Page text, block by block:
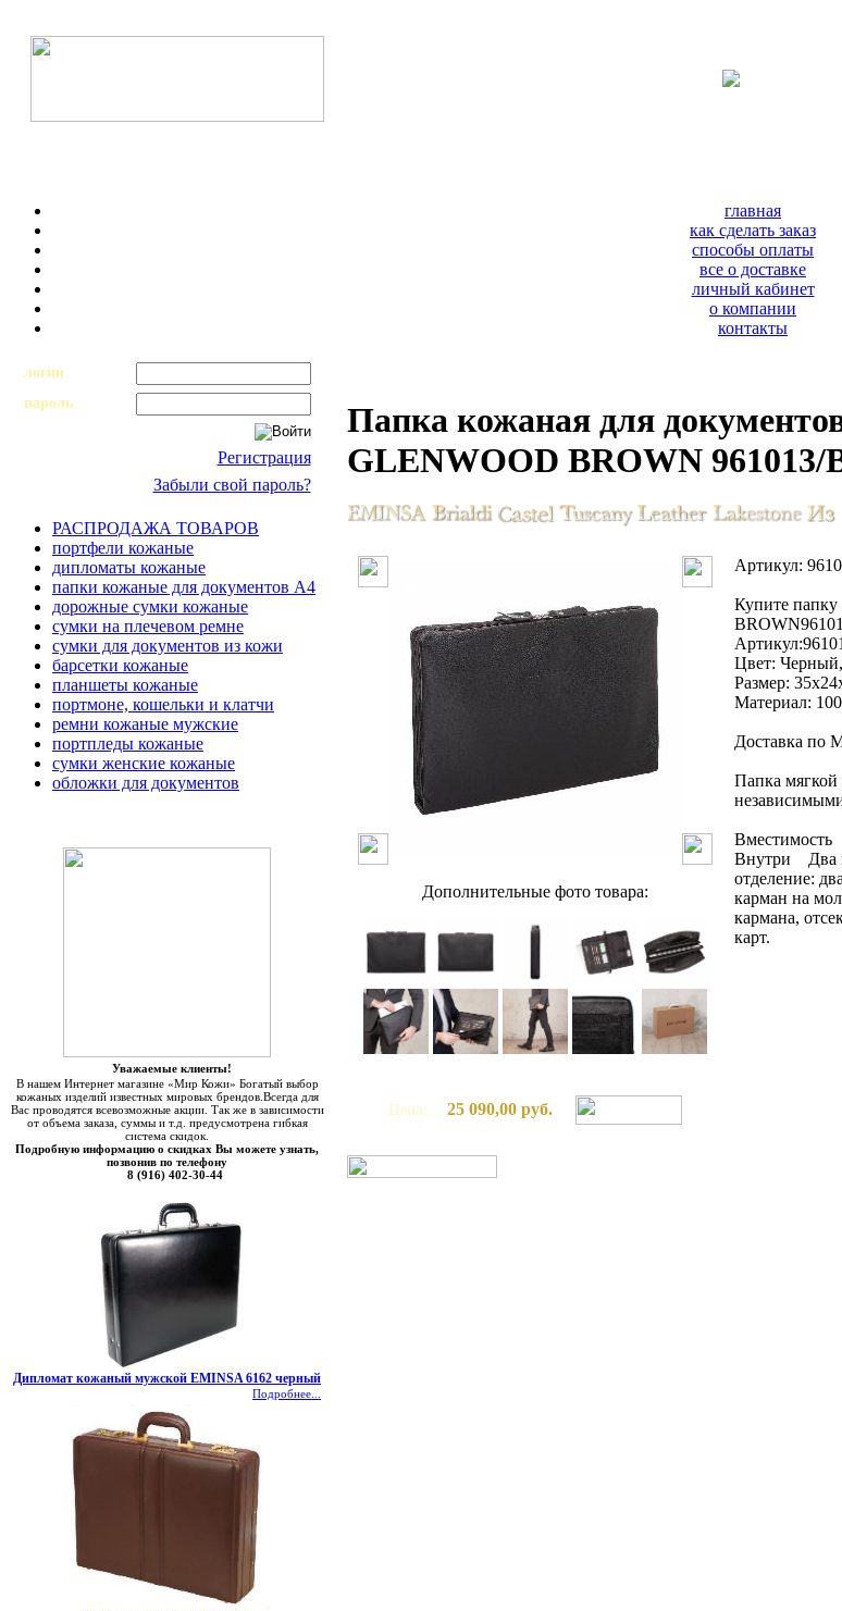
главная
как сделать заказ
способы оплаты
все о доставке
личный кабинет
о компании
контакты
логин
пароль
Регистрация
Забыли свой пароль?
РАСПРОДАЖА ТОВАРОВ
портфели кожаные
дипломаты кожаные
папки кожаные для документов А4
дорожные сумки кожаные
сумки на плечевом ремне
сумки для документов из кожи
барсетки кожаные
планшеты кожаные
портмоне, кошельки и клатчи
ремни кожаные мужские
портпледы кожаные
сумки женские кожаные
обложки для документов
Уважаемые клиенты!
В нашем Интернет магазине «Мир Кожи» Богатый выбор
кожаных изделий известных мировых брендов.Всегда для
Вас проводятся всевозможные акции. Так же в зависимости
от объема заказа, суммы и т.д. предусмотрена гибкая
система скидок.
Подробную информацию о скидках Вы можете узнать,
позвонив по телефону
8 (916) 402-30-44
Дипломат кожаный мужской EMINSA 6162 черный
Подробнее...
Папка кожаная для
GLENWOOD BROWN 961013/
Дополнительные фото товара:
Цена: 25 090,00 руб.
Артикул:
Купите
Цвет:
Размер:
Материал:
Доставка
Папка
Внутри Два
отделение:
карман на
кармана,
карт.